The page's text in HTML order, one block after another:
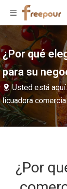
¿Por qué
para su
Usted está
licuadora
¿Por